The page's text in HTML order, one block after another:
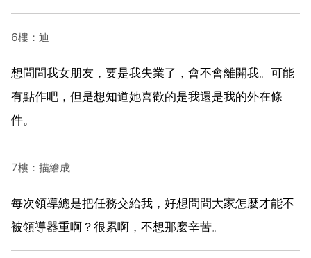
6樓：迪
想問問我女朋友，要是我失業了，會不會離開我。可能
有點作吧，但是想知道她喜歡的是我還是我的外在條
件。
7樓：描繪成
每次領導總是把任務交給我，好想問問大家怎麼才能不
被領導器重啊？很累啊，不想那麼辛苦。